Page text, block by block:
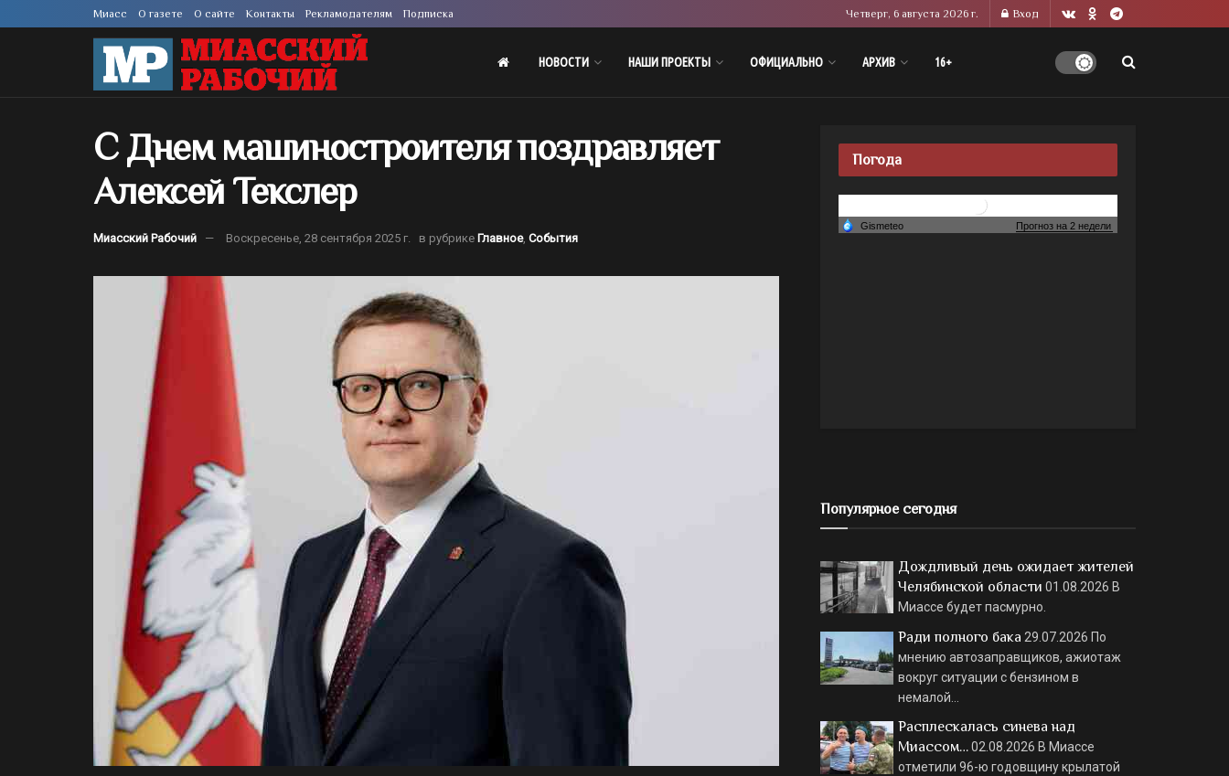
Миасс О газете О сайте Контакты Рекламодателям Подписка Четверг, 6 августа 2026 г. Вход
НОВОСТИ НАШИ ПРОЕКТЫ ОФИЦИАЛЬНО АРХИВ 16+
С Днем машиностроителя поздравляет
Алексей Текслер
Миасский Рабочий Воскресенье, 28 сентября 2025 г. в рубрике Главное, События
Погода
Популярное сегодня
Дождливый день ожидает жителей
Челябинской области 01.08.2026 В
Миассе будет пасмурно.
Ради полного бака 29.07.2026 По
мнению автозаправщиков, ажиотаж
вокруг ситуации с бензином в
немалой…
Расплескалась синева над
Миассом…02.08.2026 В Миассе
отметили 96-ю годовщину крылатой